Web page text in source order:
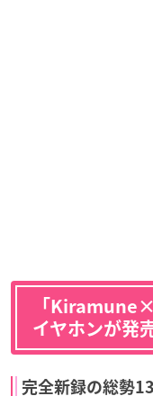
「
イヤホンが発
完全新録の総勢